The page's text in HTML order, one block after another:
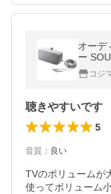
オーデ
ー
コジ
聴きやすいです
5
音質 ： 良い
TVのボリュームが
使ってボリューム